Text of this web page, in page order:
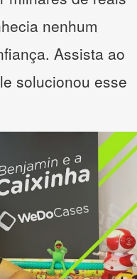
nenhum
Assista ao
solucionou esse